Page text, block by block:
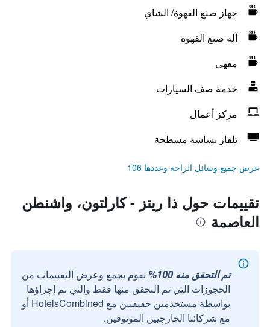
جهاز صنع القهوة/ الشاي
آلة صنع القهوة
مقهى
خدمة صف السيارات
مركز أعمال
تلفاز بشاشة مسطحة
عرض جميع وسائل الراحة وعددها 106
تقييمات حول ذا ريتز - كارلتون، واشنطن
العاصمة
تم التحقق منه 100%
نقوم بجمع وعرض التقييمات من
الحجوزات التي تم التحقق منها فقط والتي تم إجراؤها
بواسطة مستخدمين حقيقيين مع HotelsCombined أو
مع شركائنا الخارجيين الموثوقين.